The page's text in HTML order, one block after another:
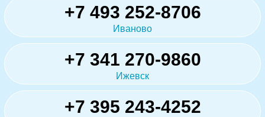
+7 493 252-8706
Иваново
+7 341 270-9860
Ижевск
+7 395 243-4252